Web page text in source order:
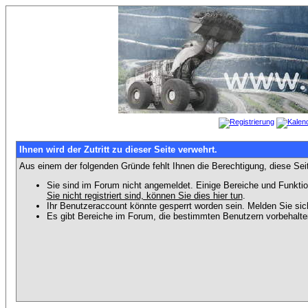
Ihnen wird der Zutritt zu dieser Seite verwehrt.
Aus einem der folgenden Gründe fehlt Ihnen die Berechtigung, diese
Sie sind im Forum nicht angemeldet. Einige Bereiche und
Sie nicht registriert sind, können Sie dies hier tun.
Ihr Benutzeraccount könnte gesperrt worden sein. Melden Sie
Es gibt Bereiche im Forum, die bestimmten Benutzern